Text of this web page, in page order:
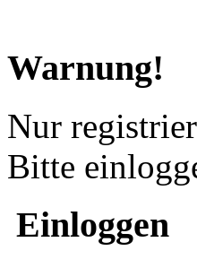
Warnung!
Nur
Bitte
Einloggen